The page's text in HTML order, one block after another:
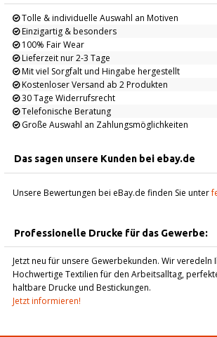
Tolle & individuelle Auswahl an Motiven
Einzigartig & besonders
100% Fair Wear
Lieferzeit nur 2-3 Tage
Mit viel Sorgfalt und Hingabe hergestellt
Kostenloser Versand ab 2 Produkten
30 Tage Widerrufsrecht
Telefonische Beratung
Große Auswahl an Zahlungsmöglichkeiten
Das sagen unsere Kunden bei ebay.de
Unsere Bewertungen bei eBay.de finden Sie unter
Professionelle Drucke für das Gewerbe:
Jetzt neu für unsere Gewerbekunden. Wir veredeln
Hochwertige Textilien für den Arbeitsalltag,
haltbare Drucke und Bestickungen.
Jetzt informieren!